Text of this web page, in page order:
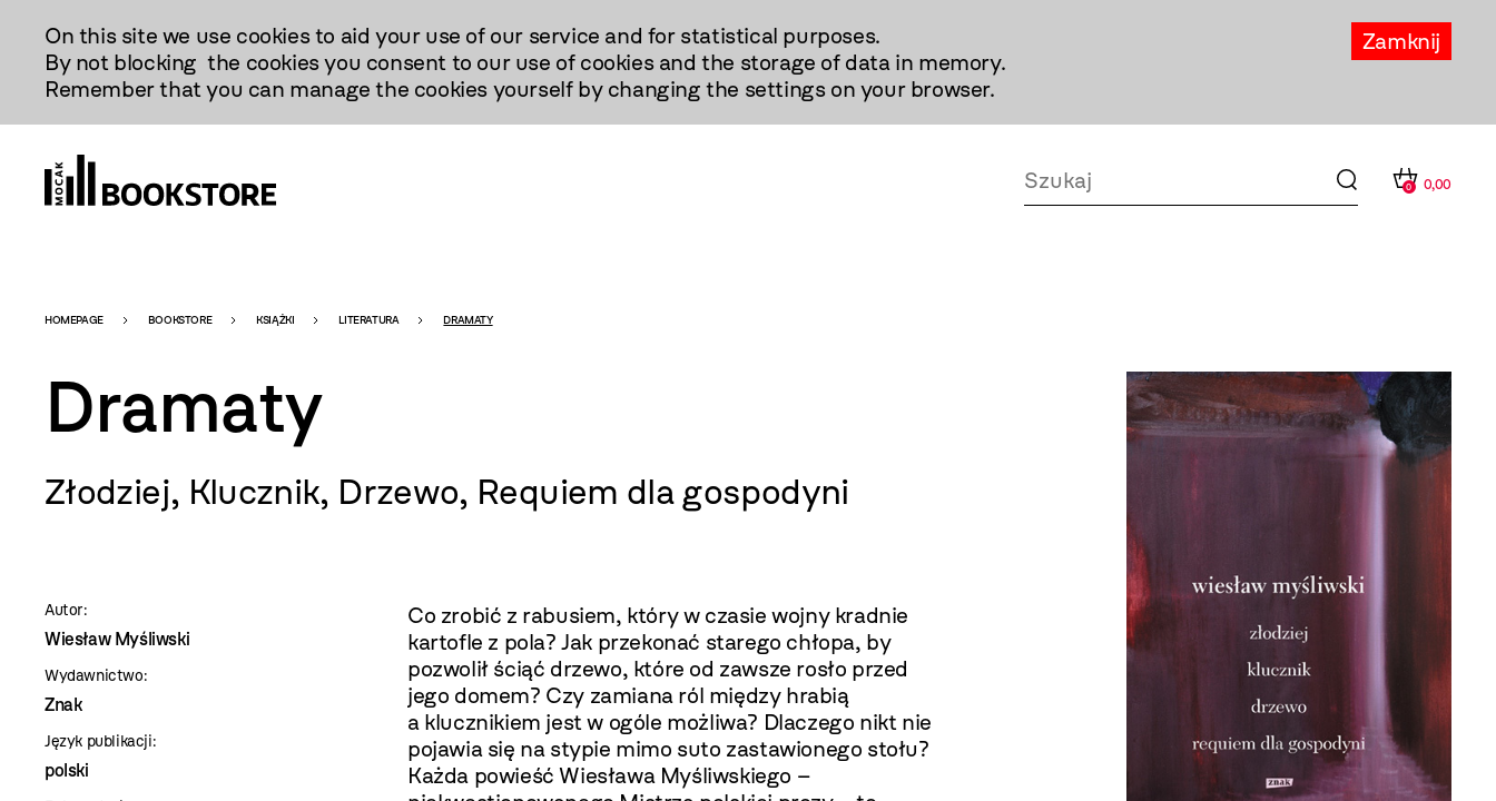
Treści
Zamknij
On this site we use cookies to aid your use of our service and for statistical purposes.
By not blocking the cookies you consent to our use of cookies and the storage of data in memory.
Remember that you can manage the cookies yourself by changing the settings on your browser.
0 0,00
Bookstore
-
szablon
szczegóły
HOMEPAGE BOOKSTORE KSIĄŻKI LITERATURA DRAMATY
Dramaty
Złodziej, Klucznik, Drzewo, Requiem dla gospodyni
Autor:
Wiesław Myśliwski
Wydawnictwo:
Znak
Język publikacji:
polski
Co zrobić z rabusiem, który w czasie wojny kradnie
kartofle z pola? Jak przekonać starego chłopa, by
pozwolił ściąć drzewo, które od zawsze rosło przed
jego domem? Czy zamiana ról między hrabią
a klucznikiem jest w ogóle możliwa? Dlaczego nikt nie
pojawia się na stypie mimo suto zastawionego stołu?
Każda powieść Wiesława Myśliwskiego –